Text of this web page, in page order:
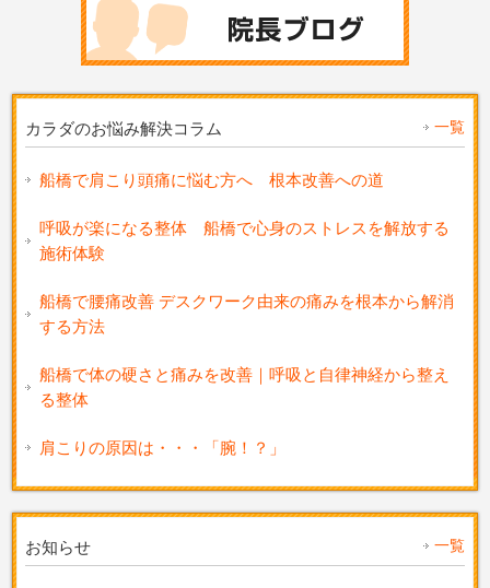
カラダのお悩み解決コラム 一覧
船橋で肩こり頭痛に悩む方へ 根本改善への道
呼吸が楽になる整体 船橋で心身のストレスを解放する
施術体験
船橋で腰痛改善 デスクワーク由来の痛みを根本から解消
する方法
船橋で体の硬さと痛みを改善｜呼吸と自律神経から整え
る整体
肩こりの原因は・・・「腕！？」
お知らせ 一覧